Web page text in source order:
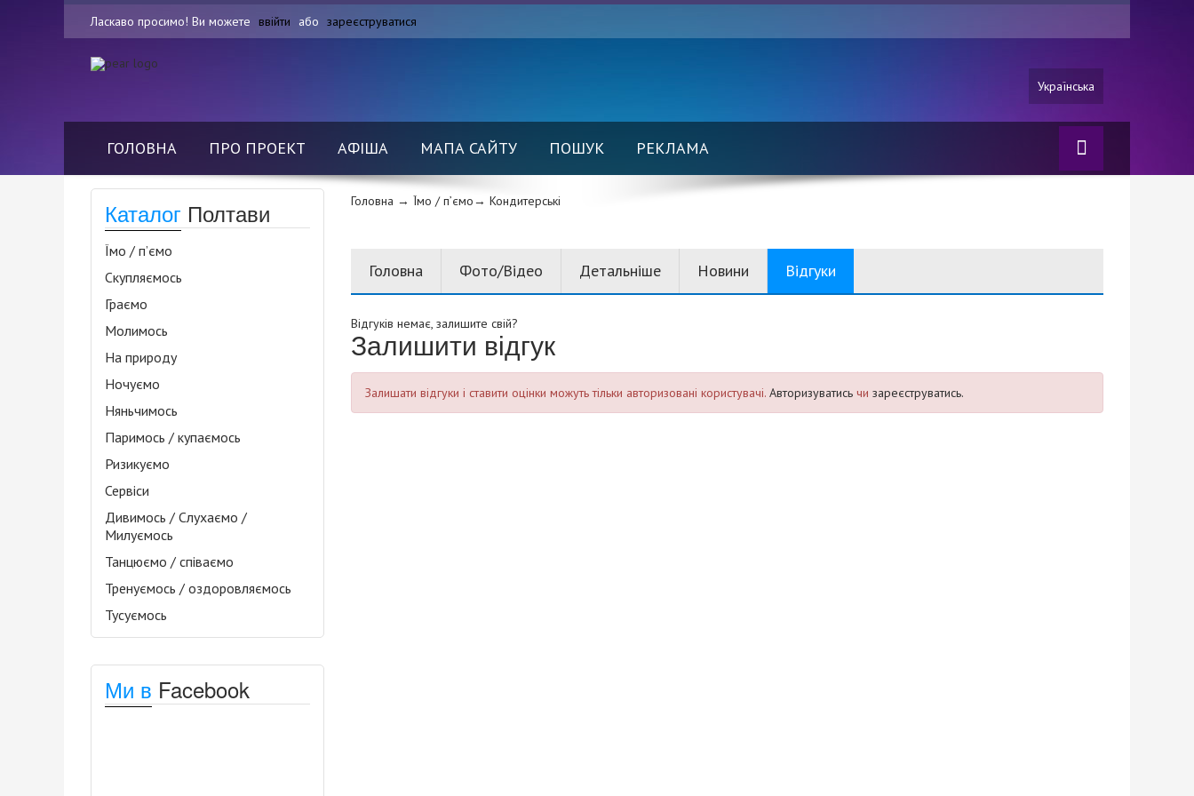
Ласкаво просимо! Ви можете ввійти або зареєструватися
Українська
ГОЛОВНА ПРО ПРОЕКТ АФІША МАПА САЙТУ ПОШУК РЕКЛАМА
Каталог Полтави
Їмо / п’ємо
Скупляємось
Граємо
Молимось
На природу
Ночуємо
Няньчимось
Паримось / купаємось
Ризикуємо
Сервіси
Дивимось / Слухаємо /
Милуємось
Танцюємо / співаємо
Тренуємось / оздоровляємось
Тусуємось
Ми в Facebook
Головна → Їмо / п’ємо→ Кондитерські
Головна Фото/Відео Детальніше Новини Відгуки
Відгуків немає, залишите свій?
Залишити відгук
Залишати відгуки і ставити оцінки можуть тільки авторизовані користувачі. Авторизуватисьчи зареєструватись.